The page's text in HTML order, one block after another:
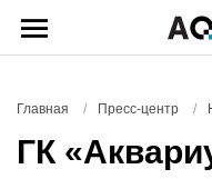
Главная / Пресс-центр /
ГК